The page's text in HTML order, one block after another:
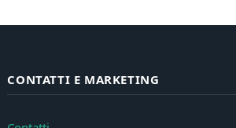
CONTATTI E MARKETING